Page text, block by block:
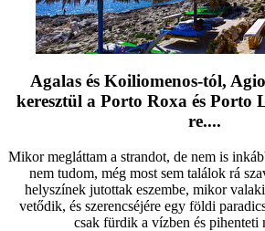
Agalas és Koiliomenos-tól,
keresztül a Porto Roxa és Porto
re....
Mikor megláttam a strandot, de nem is
nem tudom, még most sem találok rá
helyszínek jutottak eszembe, mikor
vetődik, és szerencséjére egy földi
csak fürdik a vízben és pihenteti